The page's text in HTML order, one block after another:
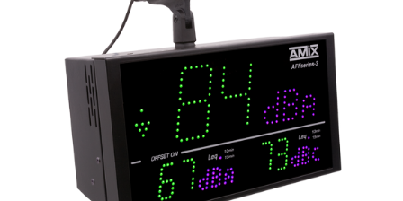
ECLAIRAGE SCENE ET ARCHITECTURAL
STRUCTURES et ACCESSOIRES ▼
HAUT PARLEURS, CÂBLES ET ACCESSOIRES▼
▼